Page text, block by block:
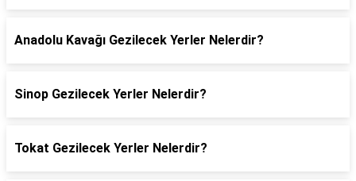
Anadolu Kavağı Gezilecek Yerler Nelerdir?
Sinop Gezilecek Yerler Nelerdir?
Tokat Gezilecek Yerler Nelerdir?